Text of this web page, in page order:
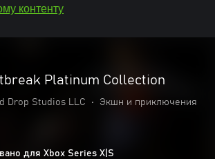
контенту
Platinum Collection
Drop Studios LLC • Экшн и приключения
для Xbox Series X|S